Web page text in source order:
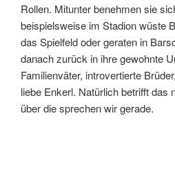
Rollen. Mitunter benehmen sie
beispielsweise im Stadion wüste
das Spielfeld oder geraten in
danach zurück in ihre gewohnte
Familienväter, introvertierte
liebe Enkerl. Natürlich betrifft das
über die sprechen wir gerade.